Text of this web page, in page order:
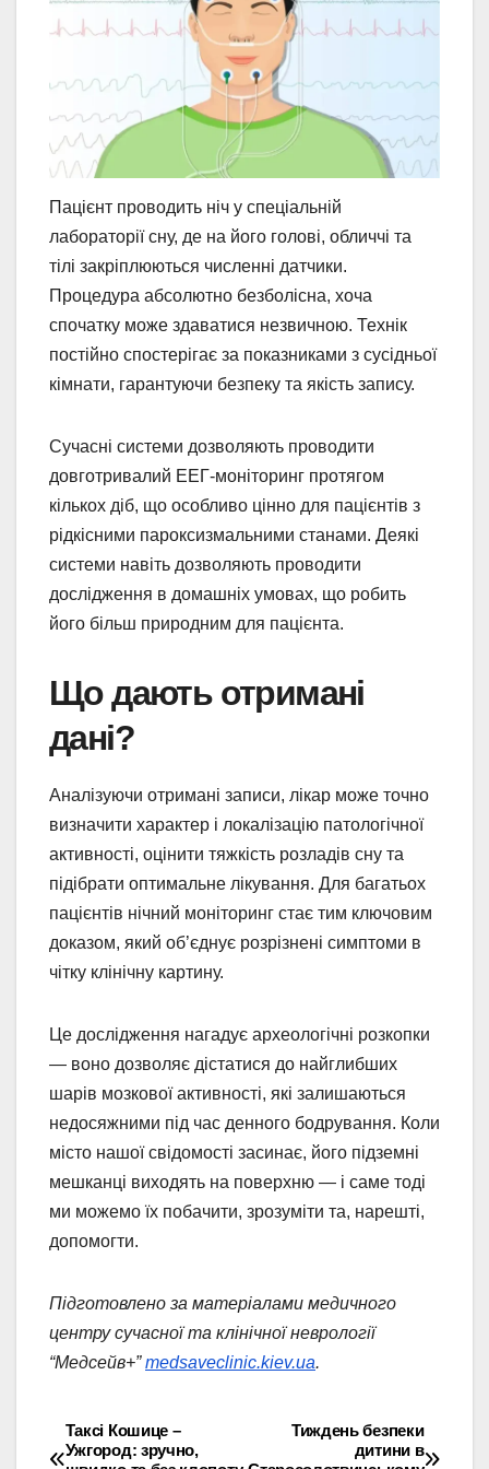
Пацієнт проводить ніч у спеціальній
лабораторії сну, де на його голові, обличчі та
тілі закріплюються численні датчики.
Процедура абсолютно безболісна, хоча
спочатку може здаватися незвичною. Технік
постійно спостерігає за показниками з сусідньої
кімнати, гарантуючи безпеку та якість запису.
Сучасні системи дозволяють проводити
довготривалий ЕЕГ-моніторинг протягом
кількох діб, що особливо цінно для пацієнтів з
рідкісними пароксизмальними станами. Деякі
системи навіть дозволяють проводити
дослідження в домашніх умовах, що робить
його більш природним для пацієнта.
Що дають отримані
дані?
Аналізуючи отримані записи, лікар може точно
визначити характер і локалізацію патологічної
активності, оцінити тяжкість розладів сну та
підібрати оптимальне лікування. Для багатьох
пацієнтів нічний моніторинг стає тим ключовим
доказом, який об’єднує розрізнені симптоми в
чітку клінічну картину.
Це дослідження нагадує археологічні розкопки
— воно дозволяє дістатися до найглибших
шарів мозкової активності, які залишаються
недосяжними під час денного бодрування. Коли
місто нашої свідомості засинає, його підземні
мешканці виходять на поверхню — і саме тоді
ми можемо їх побачити, зрозуміти та, нарешті,
допомогти.
Підготовлено за матеріалами медичного
центру сучасної та клінічної неврології
“Медсейв+”medsaveclinic.kiev.ua.
Навігація
Тиждень безпеки
дитини в
Таксі Кошице –
Ужгород: зручно,